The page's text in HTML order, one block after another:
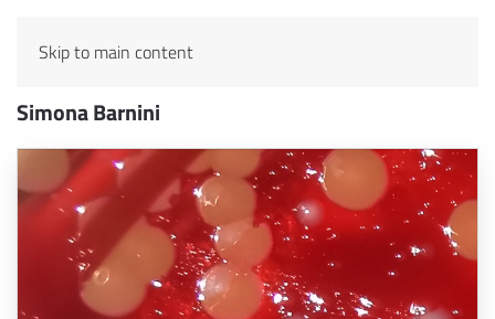
Skip to main content
Simona Barnini